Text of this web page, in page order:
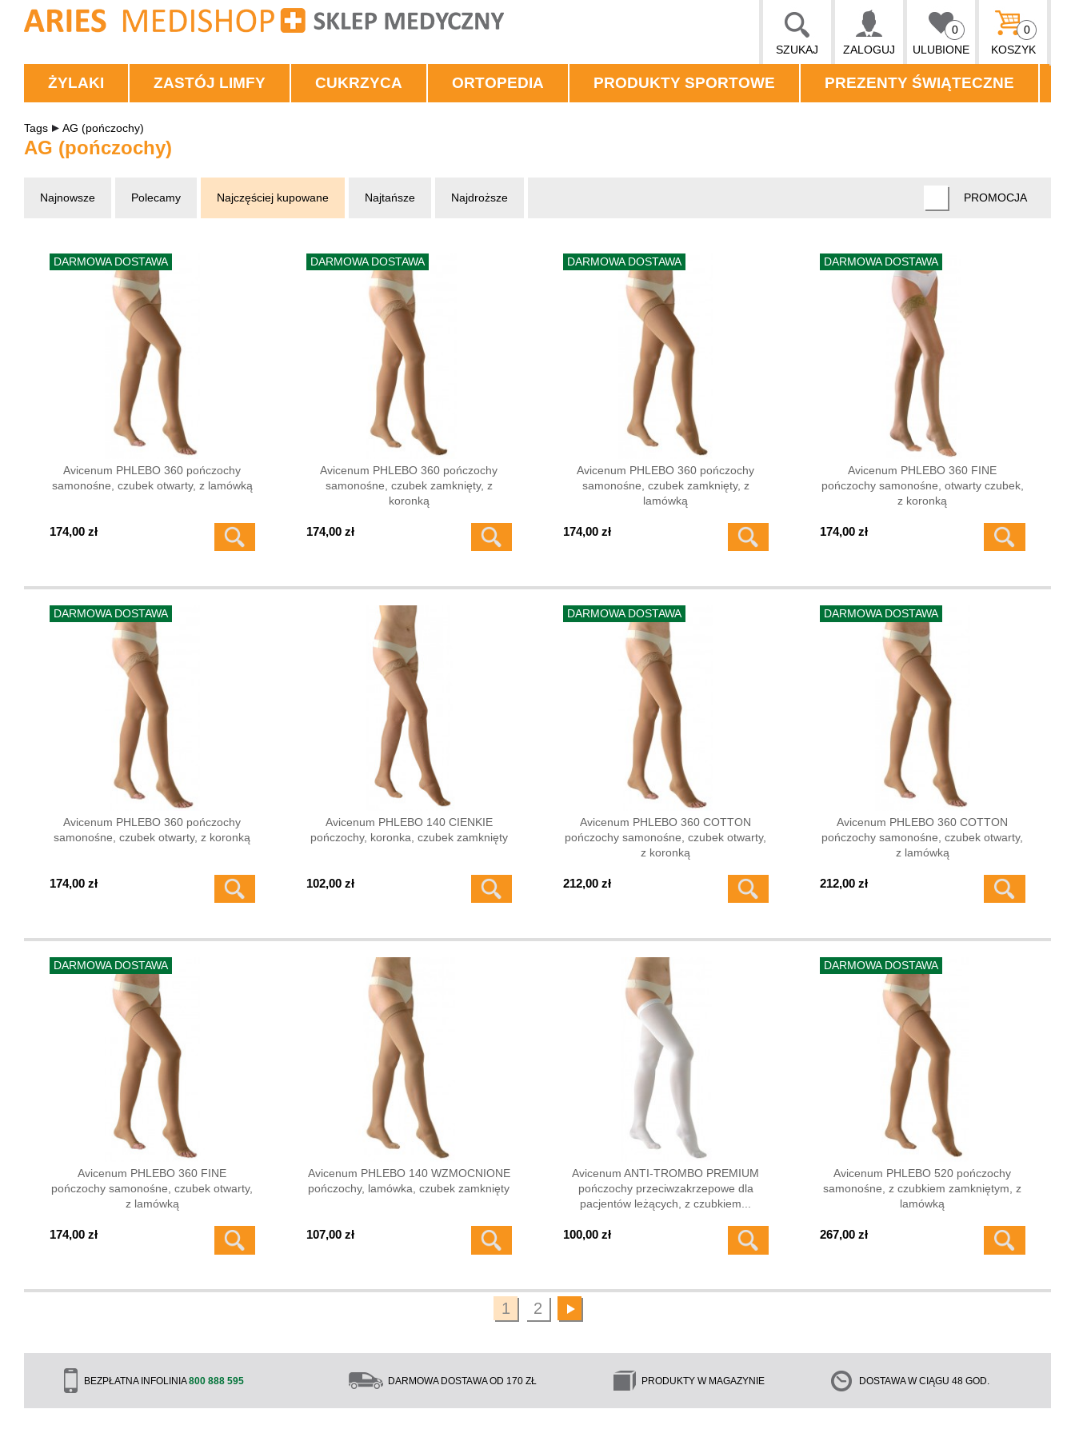
SZUKAJ ZALOGUJ ULUBIONE
0
KOSZYK
0
ŻYLAKI ZASTÓJ LIMFY CUKRZYCA ORTOPEDIA PRODUKTY SPORTOWE PREZENTY ŚWIĄTECZNE
Tags AG (pończochy)
AG (pończochy)
Najnowsze Polecamy Najczęściej kupowane Najtańsze Najdroższe PROMOCJA
DARMOWA DOSTAWA
Avicenum PHLEBO 360 pończochy
samonośne, czubek otwarty, z lamówką
174,00 zł
DARMOWA DOSTAWA
Avicenum PHLEBO 360 pończochy
samonośne, czubek zamknięty, z
koronką
174,00 zł
DARMOWA DOSTAWA
Avicenum PHLEBO 360 pończochy
samonośne, czubek zamknięty, z
lamówką
174,00 zł
DARMOWA DOSTAWA
Avicenum PHLEBO 360 FINE
pończochy samonośne, otwarty czubek,
z koronką
174,00 zł
DARMOWA DOSTAWA
Avicenum PHLEBO 360 pończochy
samonośne, czubek otwarty, z koronką
174,00 zł
Avicenum PHLEBO 140 CIENKIE
pończochy, koronka, czubek zamknięty
102,00 zł
DARMOWA DOSTAWA
Avicenum PHLEBO 360 COTTON
pończochy samonośne, czubek otwarty,
z koronką
212,00 zł
DARMOWA DOSTAWA
Avicenum PHLEBO 360 COTTON
pończochy samonośne, czubek otwarty,
z lamówką
212,00 zł
DARMOWA DOSTAWA
Avicenum PHLEBO 360 FINE
pończochy samonośne, czubek otwarty,
z lamówką
174,00 zł
Avicenum PHLEBO 140 WZMOCNIONE
pończochy, lamówka, czubek zamknięty
107,00 zł
Avicenum ANTI-TROMBO PREMIUM
pończochy przeciwzakrzepowe dla
pacjentów leżących, z czubkiem...
100,00 zł
DARMOWA DOSTAWA
Avicenum PHLEBO 520 pończochy
samonośne, z czubkiem zamkniętym, z
lamówką
267,00 zł
1 2
BEZPŁATNA INFOLINIA800 888 595 DARMOWA DOSTAWA OD 170 ZŁ PRODUKTY W MAGAZYNIE DOSTAWA W CIĄGU 48 GOD.